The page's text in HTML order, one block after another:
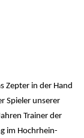
Zepter in der Hand
Spieler unserer
Trainer der
im Hochrhein-